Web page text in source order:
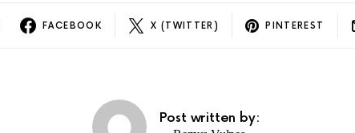
FACEBOOK X (TWITTER) PINTEREST
Post written by: